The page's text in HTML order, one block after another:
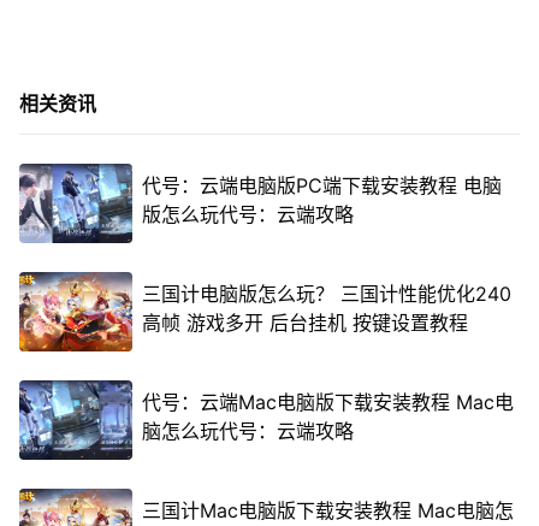
相关资讯
代号：云端电脑版PC端下载安装教程 电脑
版怎么玩代号：云端攻略
三国计电脑版怎么玩？ 三国计性能优化240
高帧 游戏多开 后台挂机 按键设置教程
代号：云端Mac电脑版下载安装教程 Mac电
脑怎么玩代号：云端攻略
三国计Mac电脑版下载安装教程 Mac电脑怎